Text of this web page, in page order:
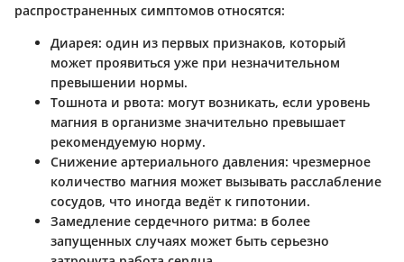
распространенных симптомов относятся:
Диарея: один из первых признаков, который
может проявиться уже при незначительном
превышении нормы.
Тошнота и рвота: могут возникать, если уровень
магния в организме значительно превышает
рекомендуемую норму.
Снижение артериального давления: чрезмерное
количество магния может вызывать расслабление
сосудов, что иногда ведёт к гипотонии.
Замедление сердечного ритма: в более
запущенных случаях может быть серьезно